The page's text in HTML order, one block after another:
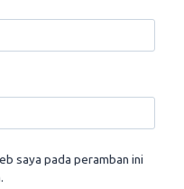
saya pada peramban ini